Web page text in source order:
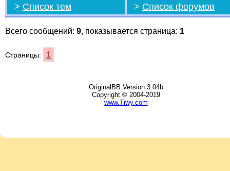
> Список тем > Список форумов
Всего сообщений: 9, показывается страница: 1
Страницы: 1
OriginalBB Version 3.04b
Copyright © 2004-2019
www.Tiwy.com